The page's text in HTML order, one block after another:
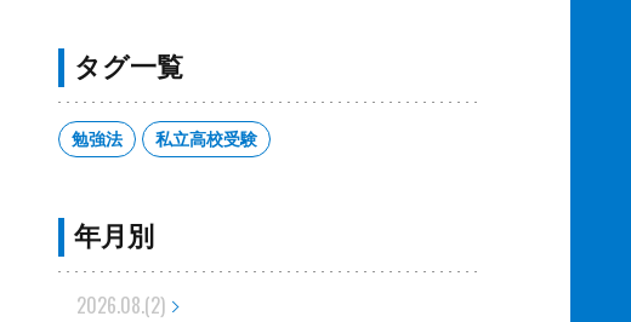
タグ一覧
勉強法 私立高校受験
年月別
2026.08.(2)